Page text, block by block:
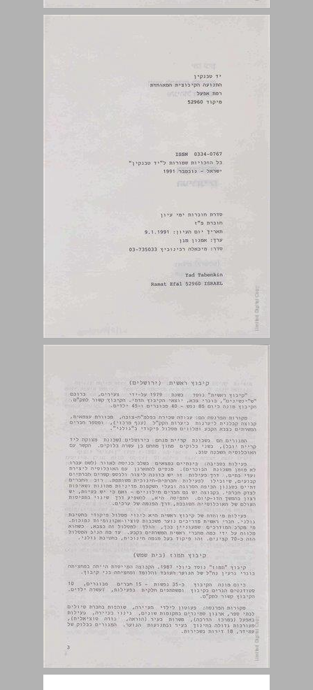
קיבוץ ראשית (ירושלים) ... 3
קיבוץ מיגוון (שדרות) ... 4
קיבוצים עירוניים ... 5